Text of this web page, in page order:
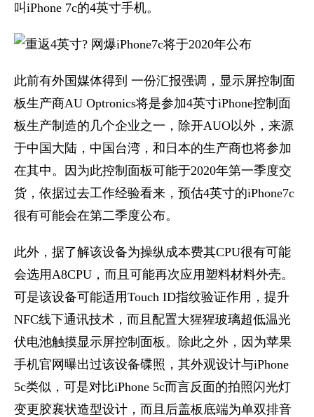
叫iPhone 7c的4英寸手机。
此前有外国媒体得到 一份汇报强调，显示屏控制面
板生产商AU Optronics将是参加4英寸iPhone控制面
板生产制造的几个企业之一，除开AUO以外，来源
于中国大陆，中国台湾，和日本的生产商也将参加
在其中。因为此控制面板可能于2020年第一季度交
货，依据过去工作经验看来，预估4英寸的iPhone7c
很有可能会在第二季度公布。
此外，据了解该设备为操纵成本费其CPU很有可能
会选用A8CPU，而且可能再次应用塑料材料外壳。
可是该设备可能适用Touch ID指纹验证作用，提升
NFC线下通讯技术，而且配置大猩猩玻璃超低温光
伏电池触摸显示屏控制面板。除此之外，因为苹果
手机官网曝出过该设备碟照，其外观设计与iPhone
5c类似，可是对比iPhone 5c而言反面的拍照闪光灯
变更胶襄状造型设计，而且后盖板底端为单双排音